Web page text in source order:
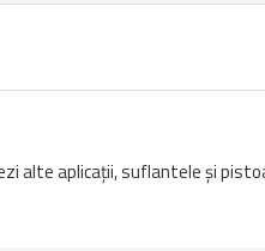
alte aplicații, suflantele și